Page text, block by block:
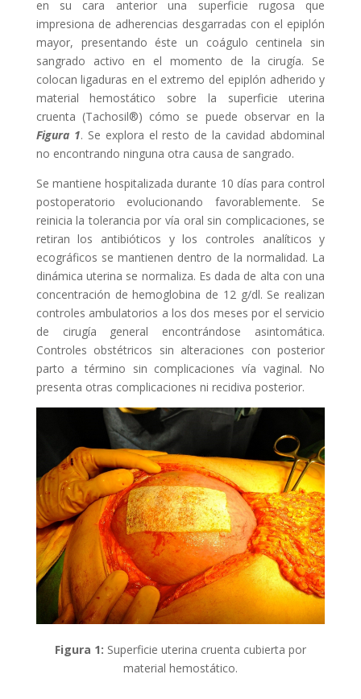
en su cara anterior una superficie rugosa que
impresiona de adherencias desgarradas con el epiplón
mayor, presentando éste un coágulo centinela sin
sangrado activo en el momento de la cirugía. Se
colocan ligaduras en el extremo del epiplón adherido y
material hemostático sobre la superficie uterina
cruenta (Tachosil®) cómo se puede observar en la
Figura 1. Se explora el resto de la cavidad abdominal
no encontrando ninguna otra causa de sangrado.
Se mantiene hospitalizada durante 10 días para control
postoperatorio evolucionando favorablemente. Se
reinicia la tolerancia por vía oral sin complicaciones, se
retiran los antibióticos y los controles analíticos y
ecográficos se mantienen dentro de la normalidad. La
dinámica uterina se normaliza. Es dada de alta con una
concentración de hemoglobina de 12 g/dl. Se realizan
controles ambulatorios a los dos meses por el servicio
de cirugía general encontrándose asintomática.
Controles obstétricos sin alteraciones con posterior
parto a término sin complicaciones vía vaginal. No
presenta otras complicaciones ni recidiva posterior.
Figura 1: Superficie uterina cruenta cubierta por
material hemostático.